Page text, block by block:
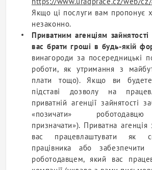
Якщо ці послуги вам пропонує
незаконно.
Приватним агенціям
вас брати гроші в будь-якій
винагороди за посередницькі
роботи, як утримання з
плати
тощо). Якщо ви
підставі дозволу на
приватній агенції зайнятості
«позичати» роботодавцю
призначати»). Приватна агенція
вас працевлаштувати як
працівника або забезпечити
роботодавцем, який вас